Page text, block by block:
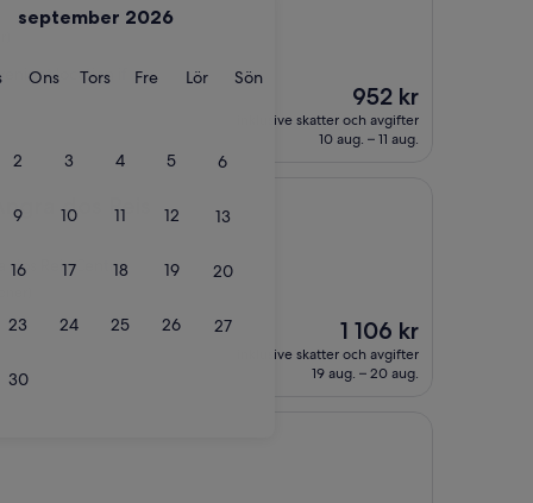
september 2026
Tisdag
OnsOnsdag
TorsTorsdag
FreFredag
LörLördag
SönSöndag
2 3 4 5 6
9 10 11 12 13
16 17 18 19 20
23 24 25 26 27
30
location if
Priset
är
952 kr
952 kr
inklusive skatter och avgifter
10 aug. – 11 aug.
dos Reis
dos Reis Centro
Priset
är
1 106 kr
1 106 kr
inklusive skatter och avgifter
19 aug. – 20 aug.